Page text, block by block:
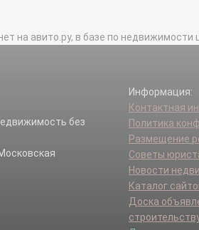
на авито.ру, в базе по
без
Информация:
Контактная
Политика
Размещение
Советы
Новости
Каталог
Доска